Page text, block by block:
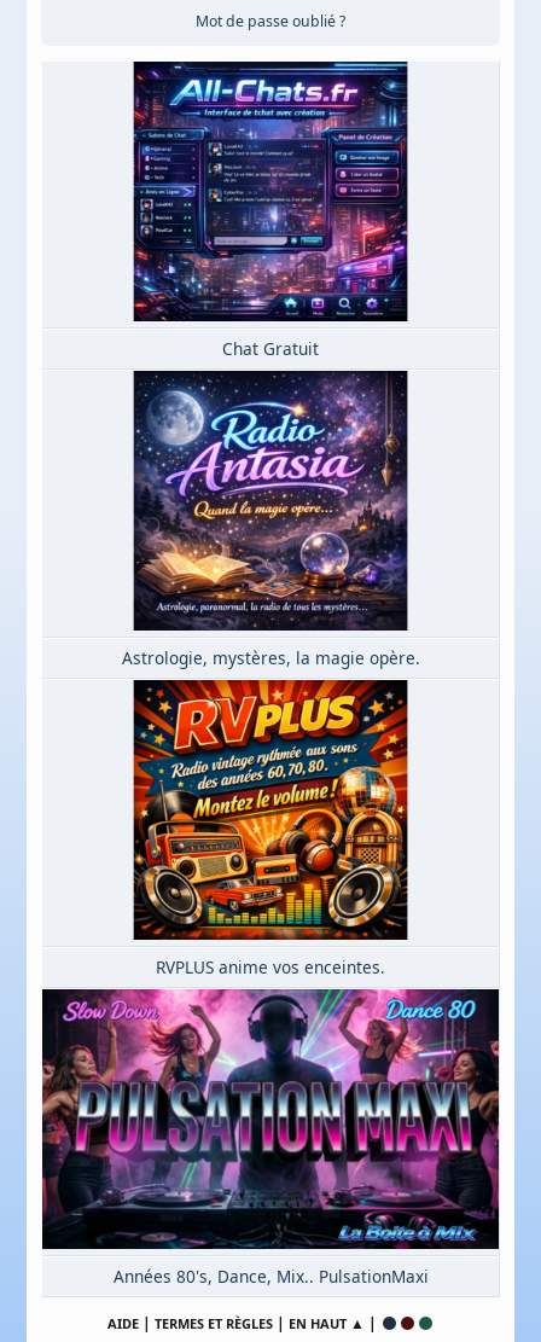
Mot de passe oublié ?
Chat Gratuit
Astrologie, mystères, la magie opère.
RVPLUS anime vos enceintes.
Années 80's, Dance, Mix.. PulsationMaxi
AIDE| TERMES ET RÈGLES| EN HAUT▲ |